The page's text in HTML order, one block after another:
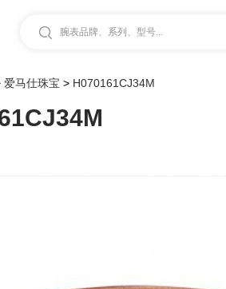
腕表品牌、系列、型号...
爱马仕珠宝 > H070161CJ34M